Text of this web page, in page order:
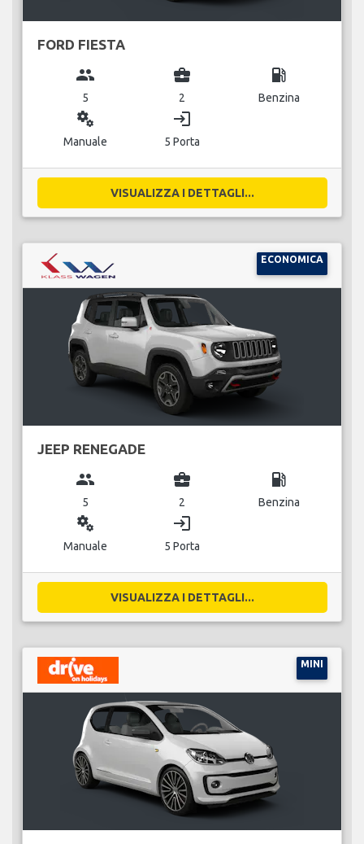
FORD FIESTA
group
5
business_center
2
local_gas_station
Benzina
miscellaneous_services
Manuale
login
5 Porta
VISUALIZZA I DETTAGLI...
ECONOMICA
JEEP RENEGADE
group
5
business_center
2
local_gas_station
Benzina
miscellaneous_services
Manuale
login
5 Porta
VISUALIZZA I DETTAGLI...
MINI